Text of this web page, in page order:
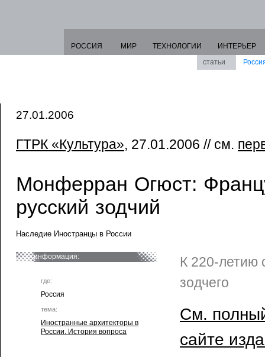
РОССИЯ МИР ТЕХНОЛОГИИ
ИНТЕРЬЕР
статьи
27.01.2006
ГТРК «Культура», 27.01.2006 // см.
Монферран Огюст:
русский зодчий
Наследие Иностранцы в России
информация:
где:
Россия
тема:
Иностранные архитекторы в
России. История вопроса
К 220-летию
зодчего
См.
сайте